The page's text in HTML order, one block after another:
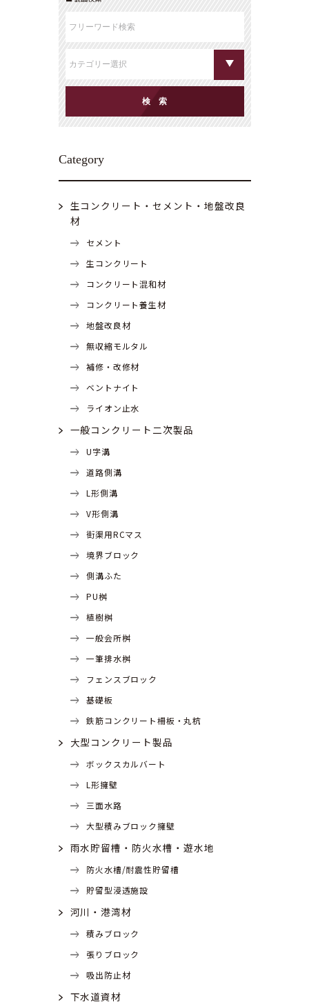
Category
生コンクリート・セメント・地盤改良
材
セメント
生コンクリート
コンクリート混和材
コンクリート養生材
地盤改良材
無収縮モルタル
補修・改修材
ベントナイト
ライオン止水
一般コンクリート二次製品
U字溝
道路側溝
L形側溝
V形側溝
街渠用RCマス
境界ブロック
側溝ふた
PU桝
植樹桝
一般会所桝
一筆排水桝
フェンスブロック
基礎板
鉄筋コンクリート柵板・丸杭
大型コンクリート製品
ボックスカルバート
L形擁壁
三面水路
大型積みブロック擁壁
雨水貯留槽・防火水槽・遊水地
防火水槽/耐震性貯留槽
貯留型浸透施設
河川・港湾材
積みブロック
張りブロック
吸出防止材
下水道資材